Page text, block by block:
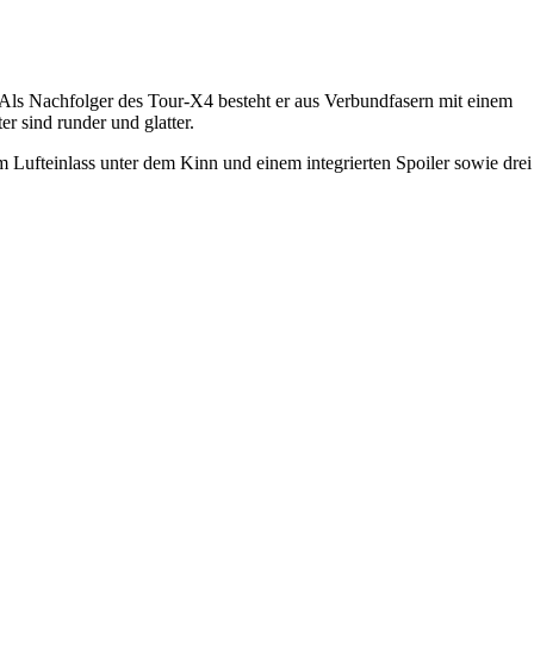
Nachfolger des Tour-X4 besteht er aus Verbundfasern mit einem
sind runder und glatter.
unter dem Kinn und einem integrierten Spoiler sowie drei